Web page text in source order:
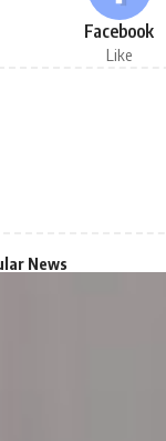
Facebook
Like
News